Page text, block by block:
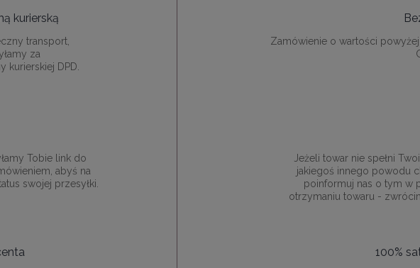
kurierską
transport,
za
kurierskiej DPD.
Zamówienie o wartości
Tobie link do
abyś na
swojej przesyłki.
Jeżeli towar nie spełni
jakiegoś innego powodu
poinformuj nas o tym w
otrzymaniu towaru -
100%